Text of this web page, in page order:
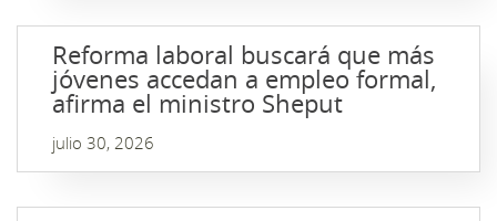
Reforma laboral buscará que más
jóvenes accedan a empleo formal,
afirma el ministro Sheput
julio 30, 2026